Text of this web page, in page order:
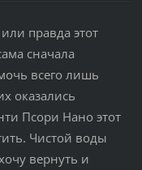
правда этот
сначала
всего лишь
оказались
Псори Нано этот
Чистой воды
вернуть и